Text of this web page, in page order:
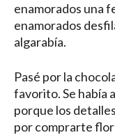
enamorados una
enamorados
algarabía.
Pasé por la
favorito. Se había
porque los
por comprarte